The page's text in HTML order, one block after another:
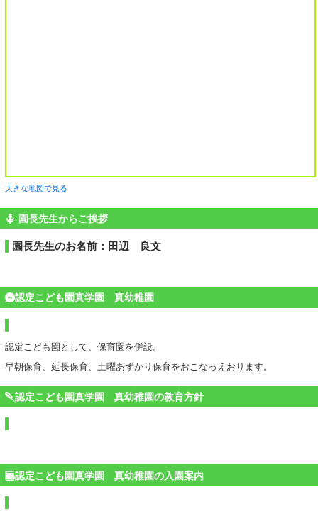
大きな地図で見る
園長先生からご挨拶
園長先生のお名前：田辺 良文
認定こども園真学園 真幼稚園
認定こども園として、保育園を併設。
早朝保育、延長保育、土曜あずかり保育をおこなっえおります。
認定こども園真学園 真幼稚園の教育方針
認定こども園真学園 真幼稚園の入園案内